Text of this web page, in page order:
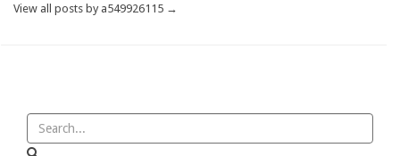
View all posts by a549926115 →